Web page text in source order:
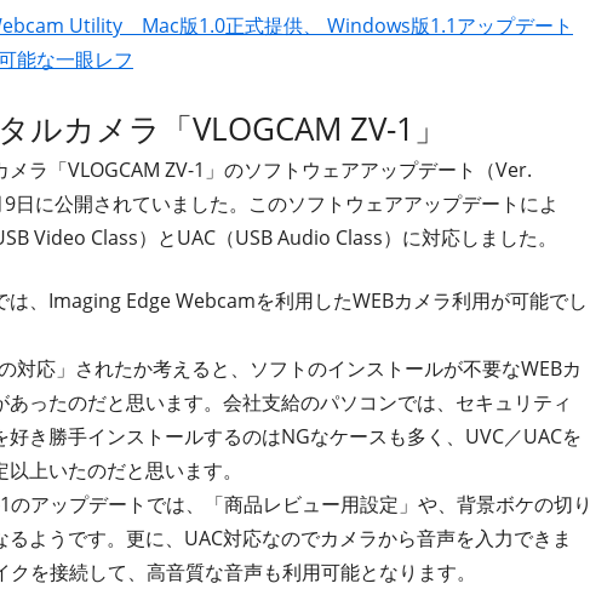
Utility Mac版1.0正式提供、 Windows版1.1アップデート
能な一眼レフ
ルカメラ「VLOGCAM ZV-1」
メラ「VLOGCAM ZV-1」のソフトウェアアップデート（Ver.
日に公開されていました。このソフトウェアアップデートによ
Video Class）とUAC（USB Audio Class）に対応しました。
は、Imaging Edge Webcamを利用したWEBカメラ利用が可能でし
対応」されたか考えると、ソフトのインストールが不要なWEBカ
あったのだと思います。会社支給のパソコンでは、セキュリティ
き勝手インストールするのはNGなケースも多く、UVC／UACを
上いたのだと思います。
のアップデートでは、「商品レビュー用設定」や、背景ボケの切り
るようです。更に、UAC対応なのでカメラから音声を入力できま
クを接続して、高音質な音声も利用可能となります。